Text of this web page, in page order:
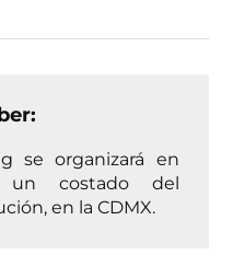
se organizará en
un costado del
en la CDMX.